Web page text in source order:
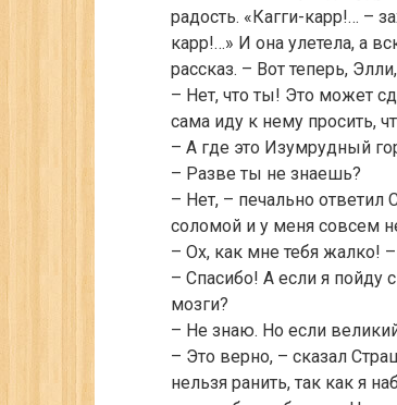
радость. «Кагги-карр!… –
карр!…» И она улетела, а
рассказ. – Вот теперь,
– Нет, что ты! Это может
сама иду к нему просить,
– А где это Изумрудный
– Разве ты не знаешь?
– Нет, – печально
соломой и у меня совсем
– Ох, как мне тебя жалко!
– Спасибо! А если я пойду
мозги?
– Не знаю. Но если
– Это верно, – сказал
нельзя ранить, так как я